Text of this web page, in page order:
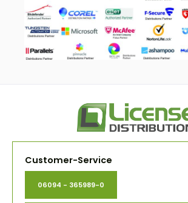
Customer-Service
06094 - 365989-0